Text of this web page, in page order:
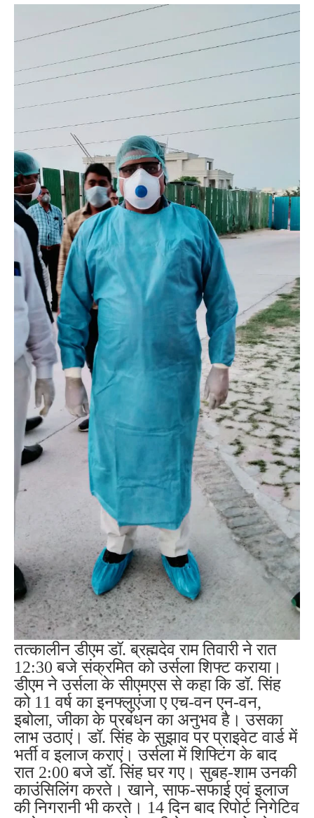
तत्कालीन डीएम डॉ. ब्रह्मदेव राम तिवारी ने रात
12:30 बजे संक्रमित को उर्सला शिफ्ट कराया।
डीएम ने उर्सला के सीएमएस से कहा कि डॉ. सिंह
को 11 वर्ष का इनफ्लुएंजा ए एच-वन एन-वन,
इबोला, जीका के प्रबंधन का अनुभव है। उसका
लाभ उठाएं। डॉ. सिंह के सुझाव पर प्राइवेट वार्ड में
भर्ती व इलाज कराएं। उर्सला में शिफ्टिंग के बाद
रात 2:00 बजे डॉ. सिंह घर गए। सुबह-शाम उनकी
काउंसिलिंग करते। खाने, साफ-सफाई एवं इलाज
की निगरानी भी करते। 14 दिन बाद रिपोर्ट निगेटिव